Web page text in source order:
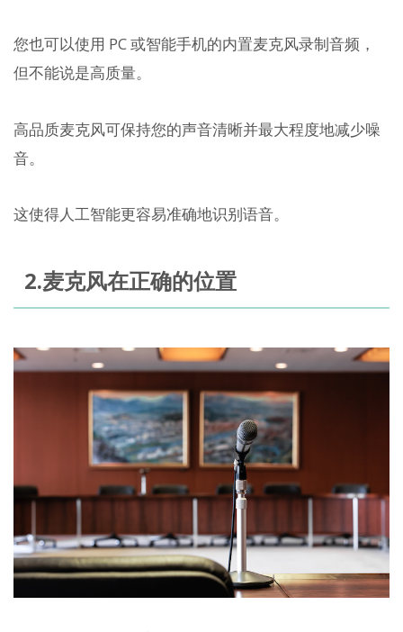
您也可以使用 PC 或智能手机的内置麦克风录制音频，
但不能说是高质量。
高品质麦克风可保持您的声音清晰并最大程度地减少噪
音。
这使得人工智能更容易准确地识别语音。
2.麦克风在正确的位置